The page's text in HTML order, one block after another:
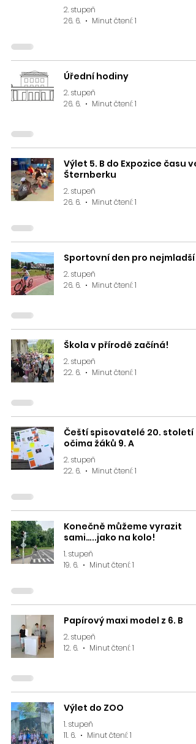
2. stupeň
26. 6.
Minut čtení: 1
Úřední hodiny
2. stupeň
26. 6.
Minut čtení: 1
Výlet 5. B do Expozice času ve
Šternberku
2. stupeň
26. 6.
Minut čtení: 1
Sportovní den pro nejmladší
2. stupeň
26. 6.
Minut čtení: 1
Škola v přírodě začíná!
2. stupeň
22. 6.
Minut čtení: 1
Čeští spisovatelé 20. století
očima žáků 9. A
2. stupeň
22. 6.
Minut čtení: 1
Konečně můžeme vyrazit
sami…..jako na kolo!
1. stupeň
19. 6.
Minut čtení: 1
Papírový maxi model z 6. B
2. stupeň
12. 6.
Minut čtení: 1
Výlet do ZOO
1. stupeň
11. 6.
Minut čtení: 1